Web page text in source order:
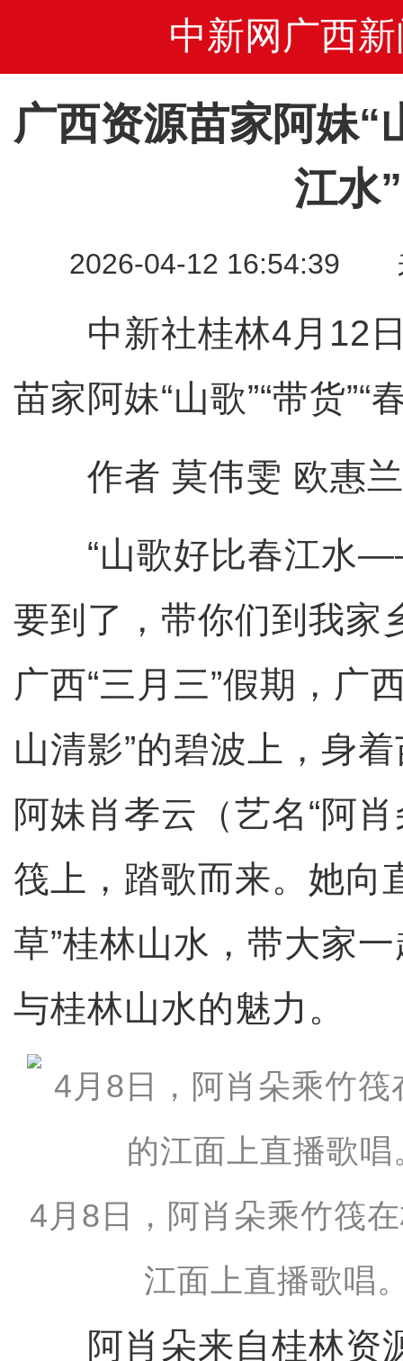
中新网广西新
广西资源苗家阿妹“
江水”
2026-04-12 16:54:39
中新社桂林4月12日
苗家阿妹“山歌”“带货”“
作者 莫伟雯 欧惠兰
“山歌好比春江水——
要到了，带你们到我家
广西“三月三”假期，广
山清影”的碧波上，身
阿妹肖孝云（艺名“阿
筏上，踏歌而来。她向
草”桂林山水，带大家
与桂林山水的魅力。
4月8日，阿肖朵乘竹筏
江面上直播歌唱
阿肖朵来自桂林资